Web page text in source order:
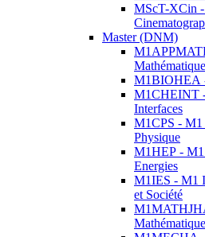
MScT-XCin
Master (DNM)
M1BIOHEA
M1CHEINT
Interfaces
M1CPS - M1
Physique
M1HEP - M1
Energies
M1IES - M1
et Société